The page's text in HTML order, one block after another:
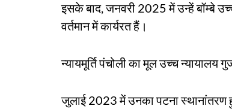
इसके बाद, जनवरी 2025 में उन्हें बॉम्बे
वर्तमान में कार्यरत हैं।
न्यायमूर्ति पंचोली का मूल उच्च न्यायालय
जुलाई 2023 में उनका पटना